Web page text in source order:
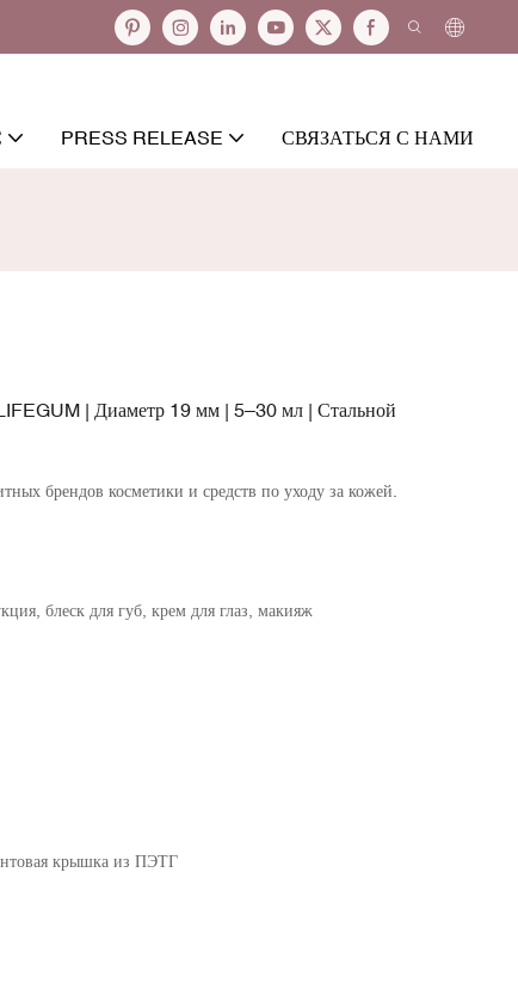
PRESS RELEASE СВЯЗАТЬСЯ С НАМИ
| Диаметр 19 мм | 5–30 мл | Стальной
брендов косметики и средств по уходу за кожей.
блеск для губ, крем для глаз, макияж
крышка из ПЭТГ